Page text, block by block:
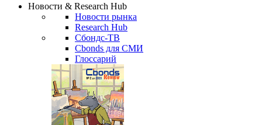
Новости & Research Hub
Новости рынка
Research Hub
Сбондс-ТВ
Cbonds для СМИ
Глоссарий